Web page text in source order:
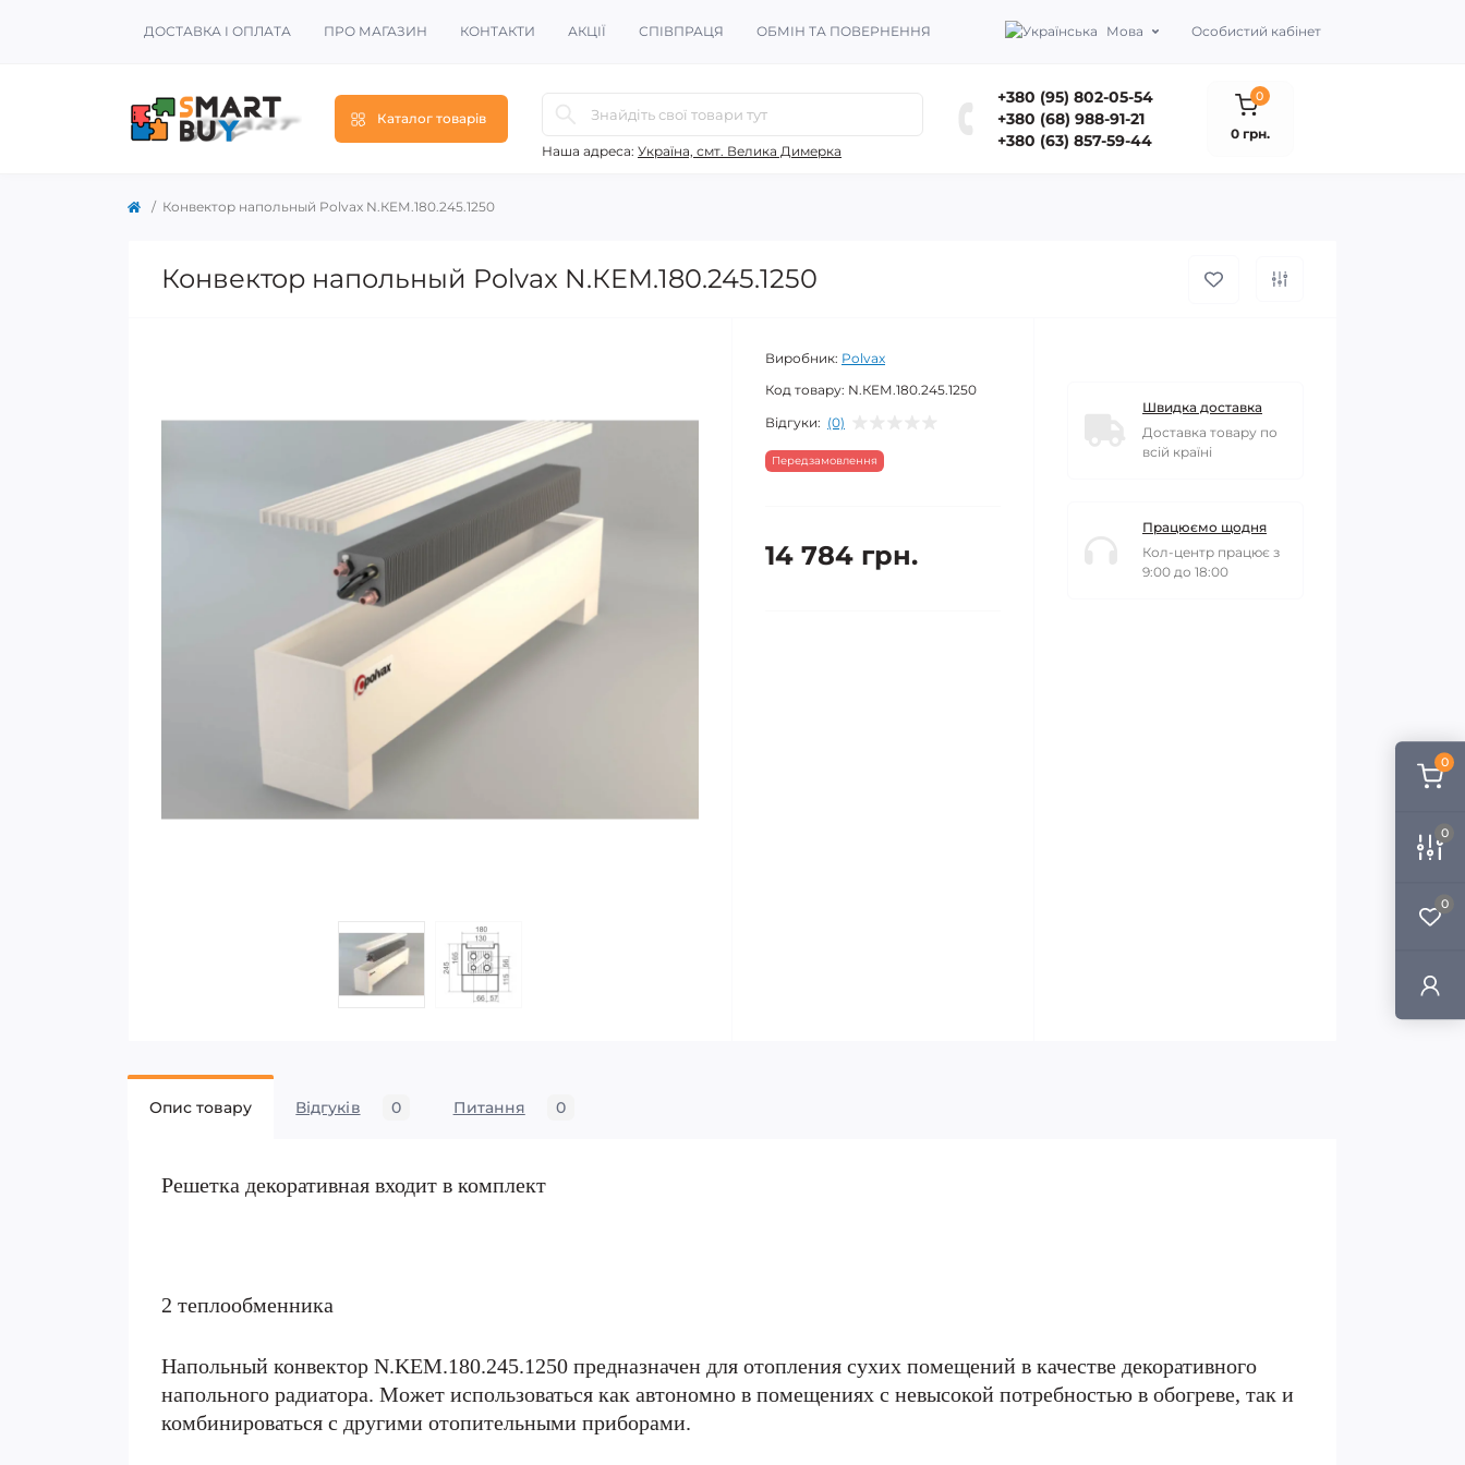
0
0
0
ДОСТАВКА І ОПЛАТА ПРО МАГАЗИН КОНТАКТИ АКЦІЇ СПІВПРАЦЯ ОБМІН ТА ПОВЕРНЕННЯ Мова Особистий кабінет
Каталог товарів
Наша адреса: Україна, смт. Велика Димерка
+380 (95) 802-05-54
+380 (68) 988-91-21
+380 (63) 857-59-44
0
0 грн.
Конвектор напольный Polvax N.КEМ.180.245.1250
Конвектор напольный Polvax N.КEМ.180.245.1250
Виробник: Polvax
Код товару: N.КEМ.180.245.1250
Відгуки: (0)
Передзамовлення
14 784 грн.
Швидка доставка
Доставка товару по
всій країні
Працюємо щодня
Кол-центр працює з
9:00 до 18:00
Опис товару Відгуків 0 Питання 0
Решетка декоративная входит в комплект
2 теплообменника
Напольный конвектор N.KEM.180.245.1250 предназначен для отопления сухих помещений в качестве декоративного
напольного радиатора. Может использоваться как автономно в помещениях с невысокой потребностью в обогреве, так и
комбинироваться с другими отопительными приборами.